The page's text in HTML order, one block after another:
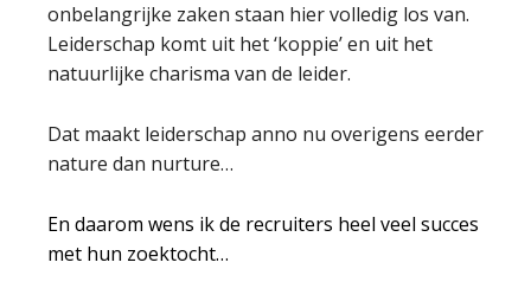
onbelangrijke zaken staan hier volledig los van.
Leiderschap komt uit het ‘koppie’ en uit het
natuurlijke charisma van de leider.
Dat maakt leiderschap anno nu overigens eerder
nature dan nurture…
En daarom wens ik de recruiters heel veel succes
met hun zoektocht…